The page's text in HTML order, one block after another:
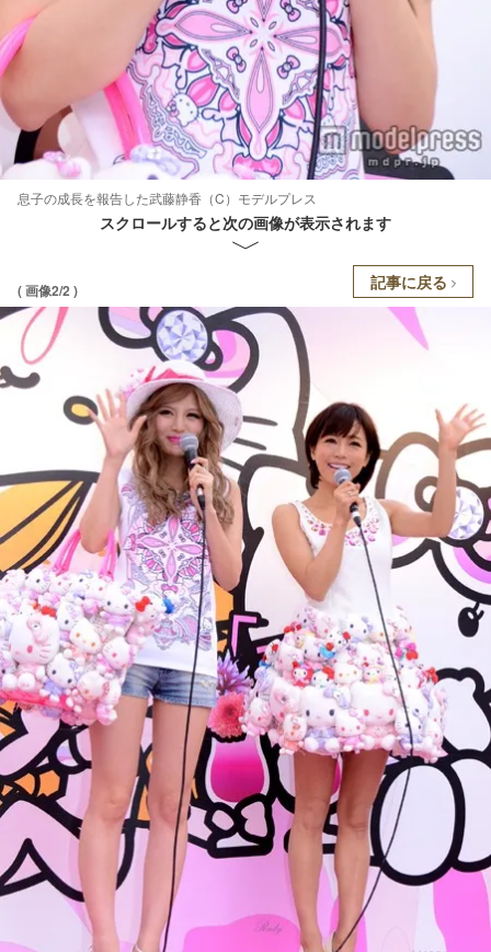
息子の成長を報告した武藤静香（C）モデルプレス
スクロールすると次の画像が表示されます
( 画像2/2 ) 記事に戻る